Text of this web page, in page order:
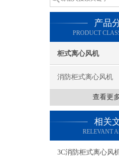
产品
PRODUCT
柜式离心风机
消防柜式离心风机
查看更
相关
RELEVANT
3C消防柜式离心风